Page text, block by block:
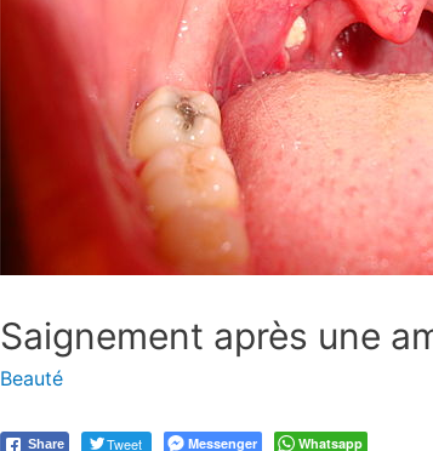
Saignement après une
Beauté
Share Tweet Messenger Whatsapp